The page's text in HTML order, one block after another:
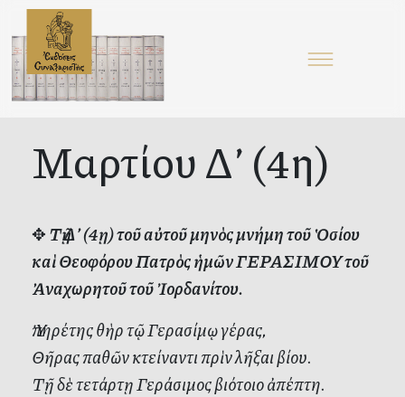
Μαρτίου Δ’ (4η)
✥Τῇ Δ’ (4ῃ) τοῦ αὐτοῦ μηνὸς μνήμη τοῦ Ὁσίου
καὶ Θεοφόρου Πατρὸς ἡμῶν ΓΕΡΑΣΙΜΟΥ τοῦ
Ἀναχωρητοῦ τοῦ Ἰορδανίτου.
Ὑπηρέτης θὴρ τῷ Γερασίμῳ γέρας,
Θῆρας παθῶν κτείναντι πρὶν λῆξαι βίου.
Τῇ δὲ τετάρτῃ Γεράσιμος βιότοιο ἀπέπτη.